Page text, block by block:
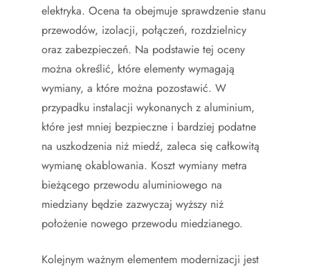
elektryka. Ocena ta obejmuje sprawdzenie stanu
przewodów, izolacji, połączeń, rozdzielnicy
oraz zabezpieczeń. Na podstawie tej oceny
można określić, które elementy wymagają
wymiany, a które można pozostawić. W
przypadku instalacji wykonanych z aluminium,
które jest mniej bezpieczne i bardziej podatne
na uszkodzenia niż miedź, zaleca się całkowitą
wymianę okablowania. Koszt wymiany metra
bieżącego przewodu aluminiowego na
miedziany będzie zazwyczaj wyższy niż
położenie nowego przewodu miedzianego.
Kolejnym ważnym elementem modernizacji jest